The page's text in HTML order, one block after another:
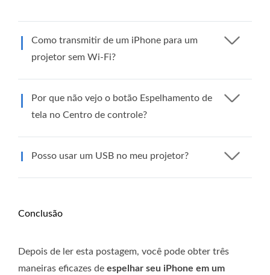
Como transmitir de um iPhone para um
projetor sem Wi-Fi?
Por que não vejo o botão Espelhamento de
tela no Centro de controle?
Posso usar um USB no meu projetor?
Conclusão
Depois de ler esta postagem, você pode obter três
maneiras eficazes de espelhar seu iPhone em um